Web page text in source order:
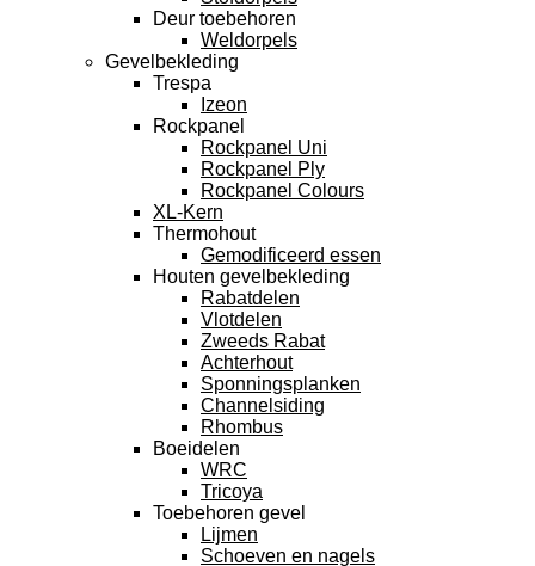
Deur toebehoren
Weldorpels
Gevelbekleding
Trespa
Izeon
Rockpanel
Rockpanel Uni
Rockpanel Ply
Rockpanel Colours
XL-Kern
Thermohout
Gemodificeerd essen
Houten gevelbekleding
Rabatdelen
Vlotdelen
Zweeds Rabat
Achterhout
Sponningsplanken
Channelsiding
Rhombus
Boeidelen
WRC
Tricoya
Toebehoren gevel
Lijmen
Schoeven en nagels